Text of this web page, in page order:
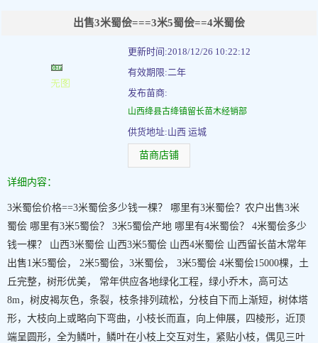
出售3米蜀侩===3米5蜀侩==4米蜀侩
更新时间:2018/12/26 10:22:12
有效期限:二年
发布苗商:
山西绛县古绛镇留长苗木经销部
供货地址:山西 运城
苗商店铺
详细内容：
3米蜀侩价格==3米蜀侩多少钱一棵？ 哪里有3米蜀侩？农户出售3米
蜀侩 哪里有3米5蜀侩？ 3米5蜀侩产地 哪里有4米蜀侩？ 4米蜀侩多少
钱一棵？ 山西3米蜀侩 山西3米5蜀侩 山西4米蜀侩 山西留长苗木常年
出售1米5蜀侩， 2米5蜀侩，3米蜀侩， 3米5蜀侩 4米蜀侩15000棵，土
丘完整，树形优美， 常年供应各地绿化工程，绿小乔木，高可达
8m，树皮褐灰色，条裂，枝条排列疏松，分枝自下而上渐短，树体塔
形，大枝向上或略向下弯曲，小枝长而直，向上伸展，四棱形，近顶
端呈圆形，全为鳞叶，鳞叶在小枝上交互对生，紧贴小枝，偶见三叶